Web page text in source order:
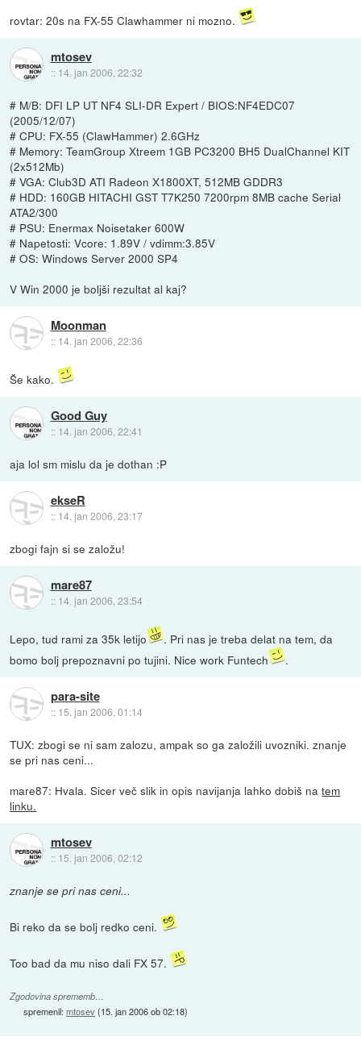
rovtar: 20s na FX-55 Clawhammer ni mozno.
mtosev
:: 14. jan 2006, 22:32
# M/B: DFI LP UT NF4 SLI-DR Expert / BIOS:NF4EDC07
(2005/12/07)
# CPU: FX-55 (ClawHammer) 2.6GHz
# Memory: TeamGroup Xtreem 1GB PC3200 BH5 DualChannel KIT
(2x512Mb)
# VGA: Club3D ATI Radeon X1800XT, 512MB GDDR3
# HDD: 160GB HITACHI GST T7K250 7200rpm 8MB cache Serial
ATA2/300
# PSU: Enermax Noisetaker 600W
# Napetosti: Vcore: 1.89V / vdimm:3.85V
# OS: Windows Server 2000 SP4
V Win 2000 je boljši rezultat al kaj?
Moonman
:: 14. jan 2006, 22:36
Še kako.
Good Guy
:: 14. jan 2006, 22:41
aja lol sm mislu da je dothan :P
ekseR
:: 14. jan 2006, 23:17
zbogi fajn si se založu!
mare87
:: 14. jan 2006, 23:54
Lepo, tud rami za 35k letijo
. Pri nas je treba delat na tem, da
bomo bolj prepoznavni po tujini. Nice work Funtech
.
para-site
:: 15. jan 2006, 01:14
TUX: zbogi se ni sam zalozu, ampak so ga založili uvozniki. znanje
se pri nas ceni...
mare87: Hvala. Sicer več slik in opis navijanja lahko dobiš natem
linku.
mtosev
:: 15. jan 2006, 02:12
znanje se pri nas ceni...
Bi reko da se bolj redko ceni.
Too bad da mu niso dali FX 57.
Zgodovina sprememb…
spremenil:mtosev(15. jan 2006 ob 02:18)